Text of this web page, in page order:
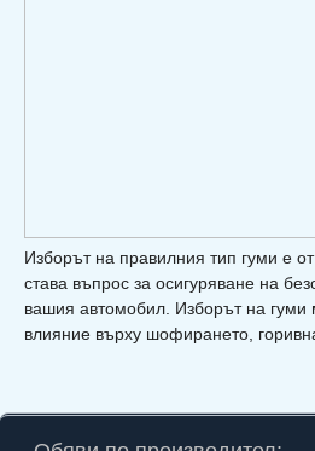
Изборът на правилния тип гуми е
става въпрос за осигуряване на
вашия автомобил. Изборът на гуми
влияние върху шофирането,